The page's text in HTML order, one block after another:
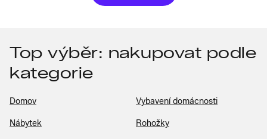
Top výběr: nakupovat podle
kategorie
Domov Vybavení domácnosti
Nábytek Rohožky